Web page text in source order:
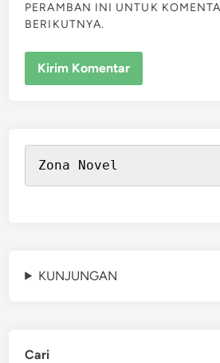
PERAMBAN INI UNTUK
BERIKUTNYA.
Zona Novel
KUNJUNGAN
Cari